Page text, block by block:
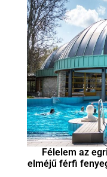
Félelem az
elméjű férfi